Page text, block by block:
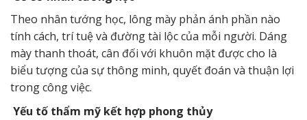
Theo nhân tướng học, lông mày phản ánh phần nào
tính cách, trí tuệ và đường tài lộc của mỗi người. Dáng
mày thanh thoát, cân đối với khuôn mặt được cho là
biểu tượng của sự thông minh, quyết đoán và thuận lợi
trong công việc.
Yếu tố thẩm mỹ kết hợp phong thủy